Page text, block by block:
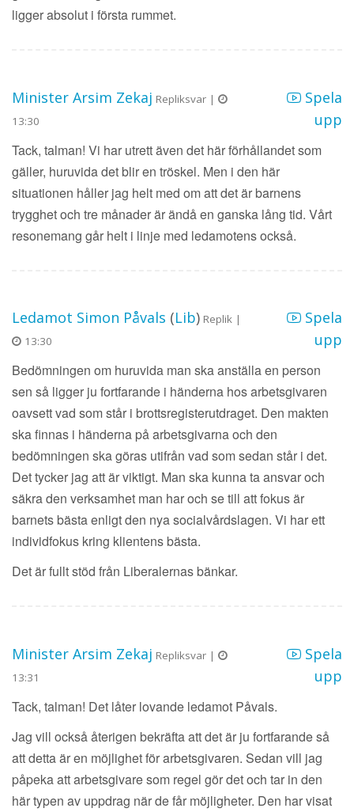
ligger absolut i första rummet.
Minister Arsim Zekaj Repliksvar |
13:30
Spela
upp
Tack, talman! Vi har utrett även det här förhållandet som
gäller, huruvida det blir en tröskel. Men i den här
situationen håller jag helt med om att det är barnens
trygghet och tre månader är ändå en ganska lång tid. Vårt
resonemang går helt i linje med ledamotens också.
Ledamot Simon Påvals (Lib) Replik |
13:30
Spela
upp
Bedömningen om huruvida man ska anställa en person
sen så ligger ju fortfarande i händerna hos arbetsgivaren
oavsett vad som står i brottsregisterutdraget. Den makten
ska finnas i händerna på arbetsgivarna och den
bedömningen ska göras utifrån vad som sedan står i det.
Det tycker jag att är viktigt. Man ska kunna ta ansvar och
säkra den verksamhet man har och se till att fokus är
barnets bästa enligt den nya socialvårdslagen. Vi har ett
individfokus kring klientens bästa.
Det är fullt stöd från Liberalernas bänkar.
Minister Arsim Zekaj Repliksvar |
13:31
Spela
upp
Tack, talman! Det låter lovande ledamot Påvals.
Jag vill också återigen bekräfta att det är ju fortfarande så
att detta är en möjlighet för arbetsgivaren. Sedan vill jag
påpeka att arbetsgivare som regel gör det och tar in den
här typen av uppdrag när de får möjligheter. Den har visat